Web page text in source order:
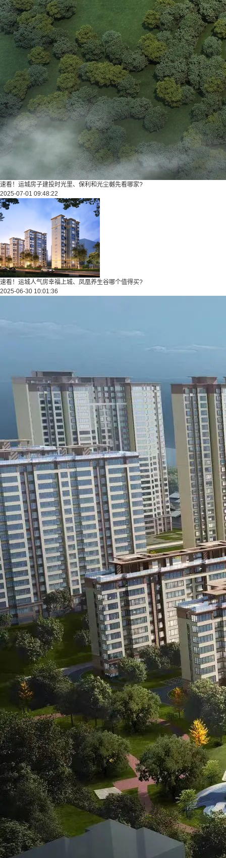
速看！运城房子建投时光里、保利和光尘樾先看哪家?
2025-07-01 09:48:22
速看！运城人气房幸福上城、凤凰养生谷哪个值得买?
2025-06-30 10:01:36